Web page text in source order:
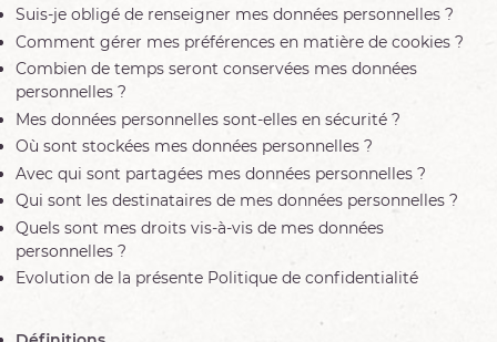
Suis-je obligé de renseigner mes données personnelles ?
Comment gérer mes préférences en matière de cookies ?
Combien de temps seront conservées mes données
personnelles ?
Mes données personnelles sont-elles en sécurité ?
Où sont stockées mes données personnelles ?
Avec qui sont partagées mes données personnelles ?
Qui sont les destinataires de mes données personnelles ?
Quels sont mes droits vis-à-vis de mes données
personnelles ?
Evolution de la présente Politique de confidentialité